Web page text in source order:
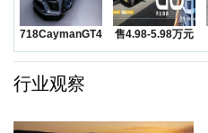
718CaymanGT4RS
领衔
售4.98-5.98万元
五菱Na
行业观察